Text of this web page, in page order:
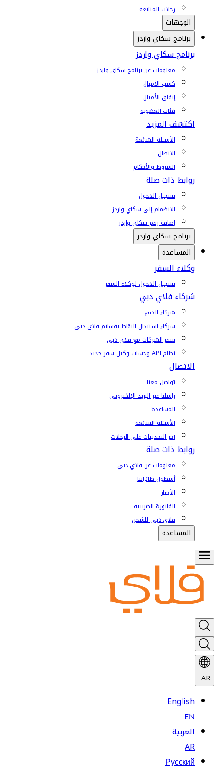
رحلات المتابعة
الوجهات
برنامج سكاي واردز
برنامج سكاي واردز
معلومات عن برنامج سكاي واردز
كسب الأميال
إنفاق الأميال
فئات العضوية
اكتشف المزيد
الأسئلة الشائعة
الاتصال
الشروط والأحكام
روابط ذات صلة
تسجيل الدخول
الانضمام إلى سكاي واردز
إضافة رقم سكاي واردز
برنامج سكاي واردز
المساعدة
وكلاء السفر
تسجيل الدخول لوكلاء السفر
شركاء فلاي دبي
شركاء الدفع
شركاء استبدال النقاط بقسائم فلاي دبي
سفر الشركات مع فلاي دبي
نظام API وحساب وكيل سفر جديد
الاتصال
تواصل معنا
راسلنا عبر البريد الإلكتروني
المساعدة
الأسئلة الشائعة
آخر التحديثات على الرحلات
روابط ذات صلة
معلومات عن فلاي دبي
أسطول طائراتنا
الأخبار
الفاتورة الضريبية
فلاي دبي للشحن
المساعدة
AR
English
EN
العربية
AR
Русский